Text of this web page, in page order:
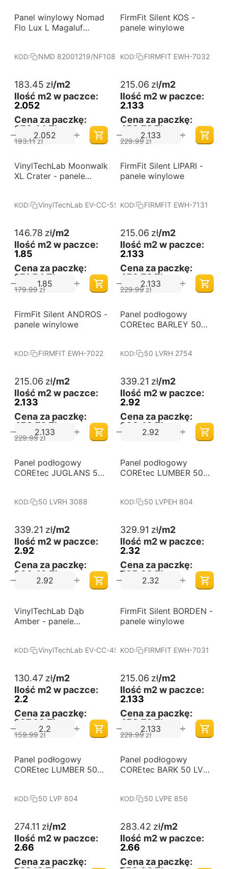
-5%
Darmowa dostawa
od 60 m2
Panel winylowy Nomad
Flo Lux L Magaluf
KOD: NMD 82001219/NF10831
183.45 zł/m2
Ilość m2 w paczce:
2.052
Cena za paczkę:
376,44 Zł
193.11zł
+
−
-6%
Darmowa dostawa
od 60 m2
FirmFit Silent KOS -
panele winylowe
KOD: FIRMFIT EWH-7032
215.06 zł/m2
Ilość m2 w paczce:
2.133
Cena za paczkę:
458,72 Zł
229.99 zł
+
−
-18%
Darmowa dostawa
od 60 m2
VinylTechLab Moonwalk
XL Crater - panele
KOD: VinylTechLab EV-CC-55X-2424-4V-05SK-013
146.78 zł/m2
Ilość m2 w paczce:
1.85
Cena za paczkę:
271,54 Zł
179.99zł
+
−
-6%
Darmowa dostawa
od 60 m2
FirmFit Silent LIPARI -
panele winylowe
KOD: FIRMFIT EWH-7131
215.06 zł/m2
Ilość m2 w paczce:
2.133
Cena za paczkę:
458,72 Zł
229.99 zł
+
−
-6%
Darmowa dostawa
od 60 m2
FirmFit Silent ANDROS -
panele winylowe
KOD: FIRMFIT EWH-7022
215.06 zł/m2
Ilość m2 w paczce:
2.133
Cena za paczkę:
458,72 Zł
229.99 zł
+
−
Darmowa dostawa
od 60 m2
Panel podłogowy
COREtec BARLEY 50
KOD: 50 LVRH 2754
339.21 zł/m2
Ilość m2 w paczce:
2.92
Cena za paczkę:
990,49 Zł
+
−
Darmowa dostawa
od 60 m2
Panel podłogowy
COREtec JUGLANS 50
KOD: 50 LVRH 3088
339.21 zł/m2
Ilość m2 w paczce:
2.92
Cena za paczkę:
990,49 Zł
+
−
Darmowa dostawa
od 60 m2
Panel podłogowy
COREtec LUMBER 50
KOD: 50 LVPEH 804
329.91 zł/m2
Ilość m2 w paczce:
2.32
Cena za paczkę:
765,39 Zł
+
−
-18%
Darmowa dostawa
VinylTechLab Dąb
Amber - panele
KOD: VinylTechLab EV-CC-45X-0748-4V-05EIR-056
130.47 zł/m2
Ilość m2 w paczce:
2.2
Cena za paczkę:
287,03 Zł
159.99zł
+
−
-6%
Darmowa dostawa
od 60 m2
FirmFit Silent BORDEN -
panele winylowe
KOD: FIRMFIT EWH-7031
215.06 zł/m2
Ilość m2 w paczce:
2.133
Cena za paczkę:
458,72 Zł
229.99 zł
+
−
Darmowa dostawa
od 60 m2
Panel podłogowy
COREtec LUMBER 50
KOD: 50 LVP 804
274.11 zł/m2
Ilość m2 w paczce:
2.66
Cena za paczkę:
Darmowa dostawa
od 60 m2
Panel podłogowy
COREtec BARK 50 LVPE
KOD: 50 LVPE 856
283.42 zł/m2
Ilość m2 w paczce:
2.66
Cena za paczkę: